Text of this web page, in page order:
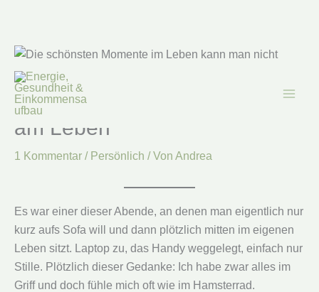
Zum
Inhalt
springen
Mein Motto für 2026: Freude
am Leben
1 Kommentar / Persönlich / Von Andrea
Es war einer dieser Abende, an denen man eigentlich nur
kurz aufs Sofa will und dann plötzlich mitten im eigenen
Leben sitzt. Laptop zu, das Handy weggelegt, einfach nur
Stille. Plötzlich dieser Gedanke: Ich habe zwar alles im
Griff und doch fühle mich oft wie im Hamsterrad.